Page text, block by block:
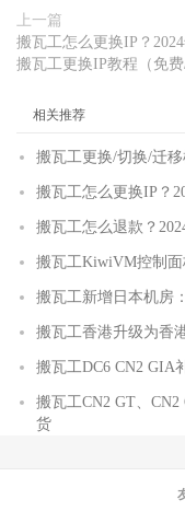
上一篇
搬瓦工怎么更换IP？
搬瓦工更换IP教程（免费
相关推荐
搬瓦工更换/切换/迁
搬瓦工怎么更换IP？
搬瓦工怎么退款？
搬瓦工KiwiVM控制
搬瓦工新增日本机房
搬瓦工香港升级为香
搬瓦工DC6 CN2 GIA
搬瓦工CN2 GT、
货